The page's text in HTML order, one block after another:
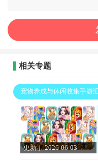
相关专题
宠物养成与休闲收集手游
更新于 2026-06-03